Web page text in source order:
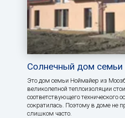
Солнечный дом
Это дом семьи Ноймайер из
великолепной теплоизоляции
соответствующего технического
сократилась. Поэтому в доме не
слишком часто.